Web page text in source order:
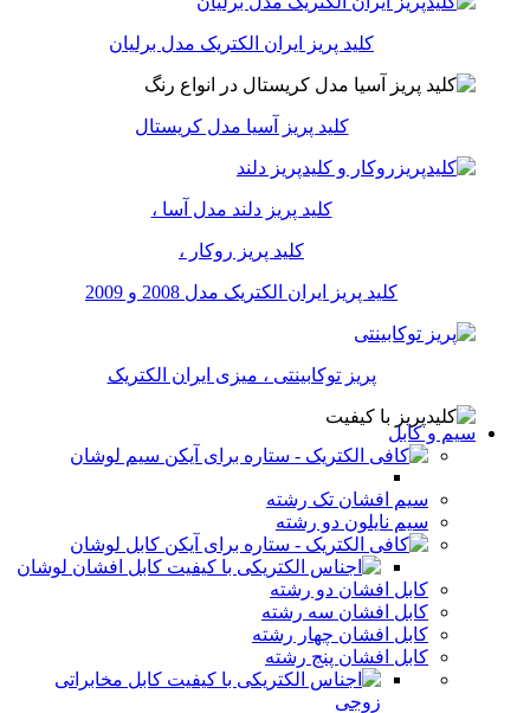
کلید پریز ایران الکتریک مدل برلیان
کلید پریز آسیا مدل کریستال
کلید پریز دلند مدل آسا ،
کلید پریز روکار ،
کلید پریز ایران الکتریک مدل 2008 و 2009
پریز توکابینتی ، میزی ایران الکتریک
سیم و کابل
سیم لوشان
سیم افشان تک رشته
سیم نایلون دو رشته
کابل لوشان
کابل افشان لوشان
کابل افشان دو رشته
کابل افشان سه رشته
کابل افشان چهار رشته
کابل افشان پنج رشته
کابل مخابراتی
زوجی